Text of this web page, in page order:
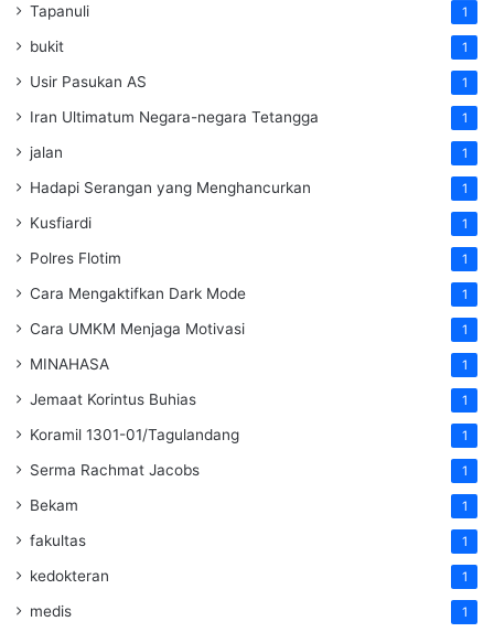
Tapanuli 1
bukit 1
Usir Pasukan AS 1
Iran Ultimatum Negara-negara Tetangga 1
jalan 1
Hadapi Serangan yang Menghancurkan 1
Kusfiardi 1
Polres Flotim 1
Cara Mengaktifkan Dark Mode 1
Cara UMKM Menjaga Motivasi 1
MINAHASA 1
Jemaat Korintus Buhias 1
Koramil 1301-01/Tagulandang 1
Serma Rachmat Jacobs 1
Bekam 1
fakultas 1
kedokteran 1
medis 1